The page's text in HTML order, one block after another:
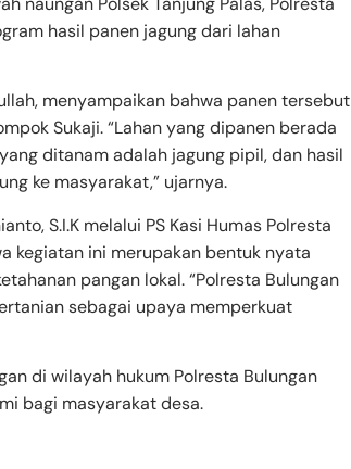
hasil panen jagung dari lahan
menyampaikan bahwa panen tersebut
Sukaji. “Lahan yang dipanen berada
ditanam adalah jagung pipil, dan hasil
ke masyarakat,” ujarnya.
S.I.K melalui PS Kasi Humas Polresta
kegiatan ini merupakan bentuk nyata
pangan lokal. “Polresta Bulungan
sebagai upaya memperkuat
di wilayah hukum Polresta Bulungan
bagi masyarakat desa.